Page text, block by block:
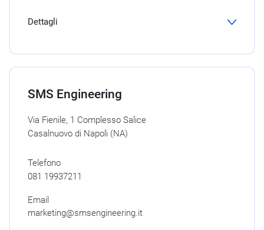
Dettagli
SMS Engineering
Via Fienile, 1 Complesso Salice
Casalnuovo di Napoli (NA)
Telefono
081 19937211
Email
marketing@smsengineering.it